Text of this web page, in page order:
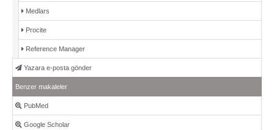
Medlars
Procite
Reference Manager
Yazara e-posta gönder
Benzer makaleler
PubMed
Google Scholar